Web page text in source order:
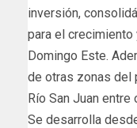
inversión,
para el
Domingo Este.
de otras zonas del
Río San Juan entre
Se desarrolla